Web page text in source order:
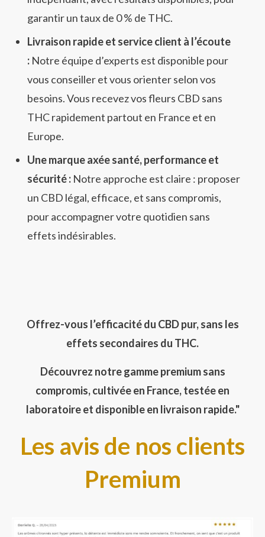
garantir un taux de 0 % de THC.
Livraison rapide et service client à l’écoute
: Notre équipe d’experts est disponible pour
vous conseiller et vous orienter selon vos
besoins. Vous recevez vos fleurs CBD sans
THC rapidement partout en France et en
Europe.
Une marque axée santé, performance et
sécurité : Notre approche est claire : proposer
un CBD légal, efficace, et sans compromis,
pour accompagner votre quotidien sans
effets indésirables.
Offrez-vous l’efficacité du CBD pur, sans les
effets secondaires du THC.
Découvrez notre gamme premium sans
compromis, cultivée en France, testée en
laboratoire et disponible en livraison rapide."
Les avis de nos clients
Premium